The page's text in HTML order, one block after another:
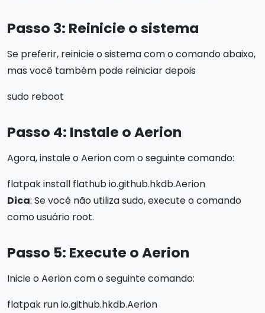
Passo 3: Reinicie o sistema
Se preferir, reinicie o sistema com o comando abaixo,
mas você também pode reiniciar depois
sudo reboot
Passo 4: Instale o Aerion
Agora, instale o Aerion com o seguinte comando:
flatpak install flathub io.github.hkdb.Aerion
Dica: Se você não utiliza sudo, execute o comando
como usuário root.
Passo 5: Execute o Aerion
Inicie o Aerion com o seguinte comando:
flatpak run io.github.hkdb.Aerion